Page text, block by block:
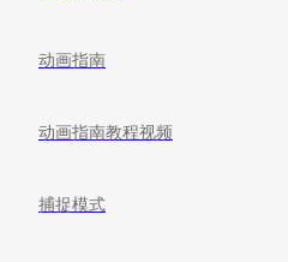
动画指南
动画指南教程视频
捕捉模式